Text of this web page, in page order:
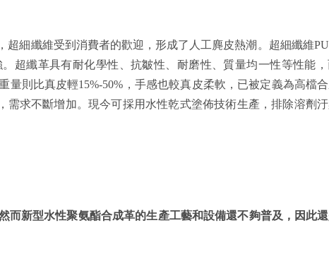
細纖維受到消費者的歡迎，形成了人工麂皮熱潮。超細纖維
超纖革具有耐化學性、抗皺性、耐磨性、質量均一性等性能
則比真皮輕15%-50%，手感也較真皮柔軟，已被定義為高檔
求不斷增加。現今可採用水性乾式塗佈技術生產，排除溶劑
新型水性聚氨酯合成革的生產工藝和設備還不夠普及，因此